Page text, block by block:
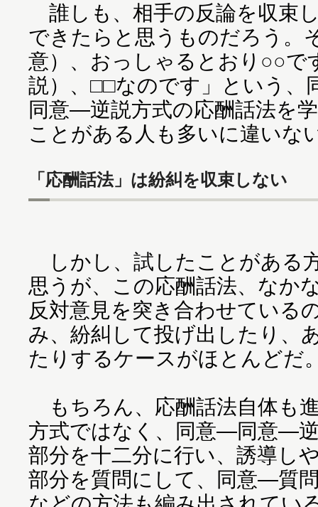
誰しも、相手の反論を収束
できたらと思うものだろう。
意）、おっしゃるとおり○○で
説）、□□なのです」という、
同意―逆説方式の応酬話法を
ことがある人も多いに違いな
「応酬話法」は紛糾を収束しない
しかし、試したことがある
思うが、この応酬話法、なか
反対意見を突き合わせている
み、紛糾して投げ出したり、
たりするケースがほとんどだ
もちろん、応酬話法自体も
方式ではなく、同意―同意―
部分を十二分に行い、誘導し
部分を質問にして、同意―質